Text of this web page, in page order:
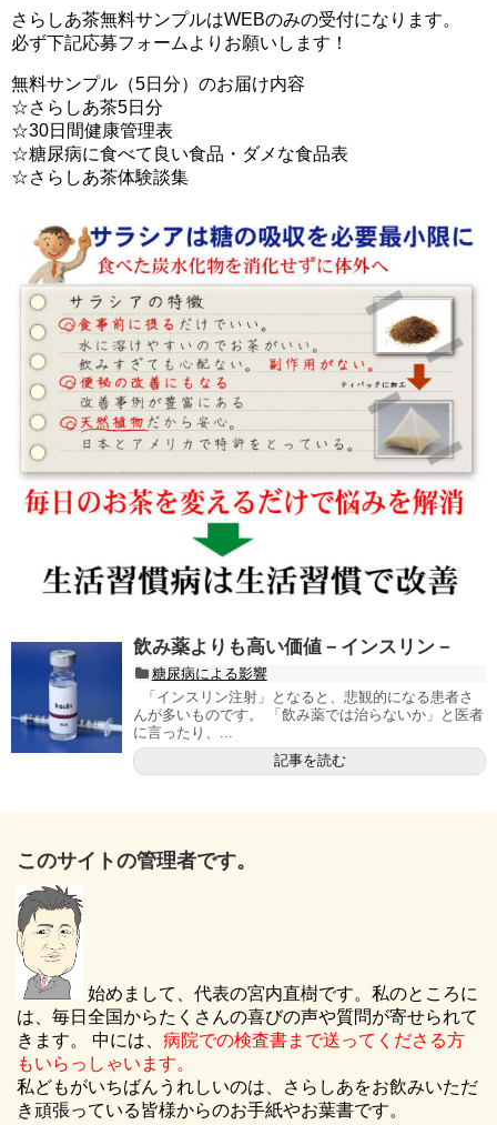
さらしあ茶無料サンプルはWEBのみの受付になります。
必ず下記応募フォームよりお願いします！
無料サンプル（5日分）のお届け内容
☆さらしあ茶5日分
☆30日間健康管理表
☆糖尿病に食べて良い食品・ダメな食品表
☆さらしあ茶体験談集
飲み薬よりも高い価値－インスリン－
糖尿病による影響
「インスリン注射」となると、悲観的になる患者さ
んが多いものです。 「飲み薬では治らないか」と医者
に言ったり、...
記事を読む
このサイトの管理者です。
始めまして、代表の宮内直樹です。私のところに
は、毎日全国からたくさんの喜びの声や質問が寄せられて
きます。 中には、 病院での検査書まで送ってくださる方
もいらっしゃいます。
私どもがいちばんうれしいのは、さらしあをお飲みいただ
き頑張っている皆様からのお手紙やお葉書です。